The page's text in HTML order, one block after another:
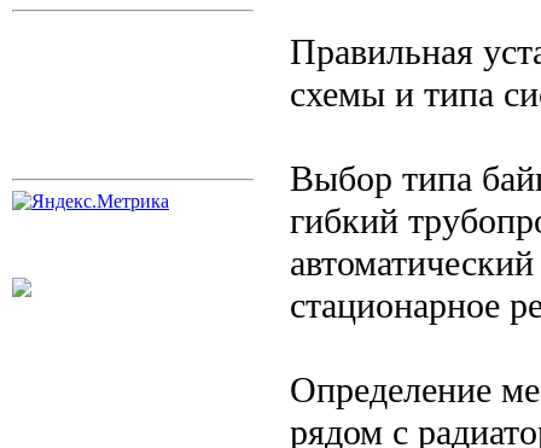
Правильная
схемы и типа
Выбор типа
гибкий
стационарное
Определение
рядом с